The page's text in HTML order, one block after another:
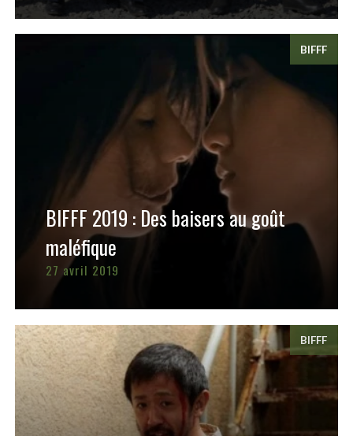
BIFFF
BIFFF 2019 : Des baisers au goût
maléfique
27 avril 2019
BIFFF